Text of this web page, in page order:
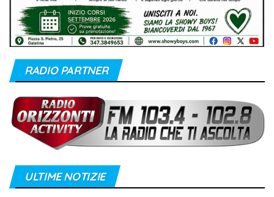
RADIO PARTNER
ULTIME NOTIZIE